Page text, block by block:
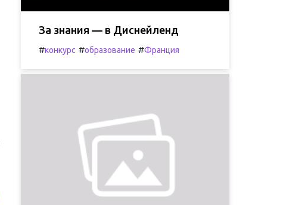
За знания — в Диснейленд
#конкурс #образование #Франция